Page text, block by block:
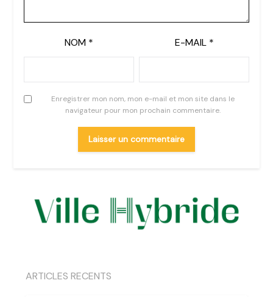
NOM * E-MAIL *
Enregistrer mon nom, mon e-mail et mon site dans le
navigateur pour mon prochain commentaire.
ARTICLES RECENTS